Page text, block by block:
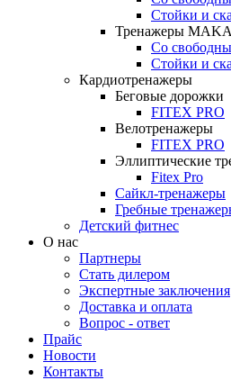
Стойки и
Тренажеры
Со
Стойки и
Кардиотренажеры
Беговые дорожки
FITEX PRO
Велотренажеры
FITEX PRO
Эллиптические
Fitex Pro
Сайкл-тренажеры
Гребные
Детский фитнес
О нас
Партнеры
Стать дилером
Экспертные заключения
Доставка и оплата
Вопрос - ответ
Прайс
Новости
Контакты